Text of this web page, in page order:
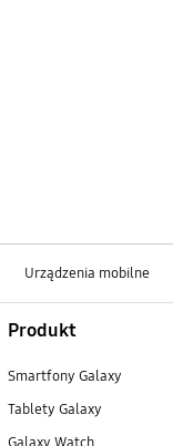
Urządzenia mobilne
Produkt
Smartfony Galaxy
Tablety Galaxy